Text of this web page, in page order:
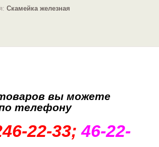
Скамейка железная
вы можете
телефону
22-33;46-22-